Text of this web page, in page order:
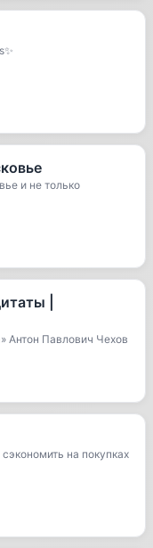
и не только
|
«Краткость — сестра таланта» Антон Павлович Чехов
на покупках